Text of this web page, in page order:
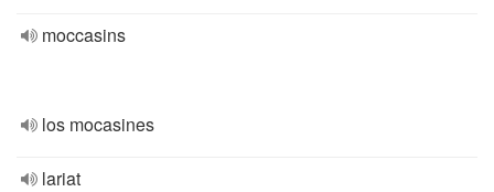
moccasins
los mocasines
lariat